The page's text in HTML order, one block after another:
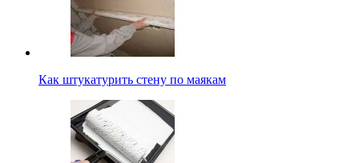
Как штукатурить стену по маякам